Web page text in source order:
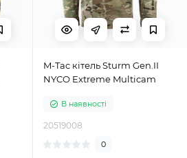
M-Tac кітель Sturm Gen.II
NYCO Extreme Multicam
В наявності
20519008
0